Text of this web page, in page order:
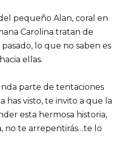
pequeño Alan, coral en
Carolina tratan de
lo que no saben es
ellas.
parte de tentaciones
has visto, te invito a que la
esta hermosa historia,
no te arrepentirás…te lo